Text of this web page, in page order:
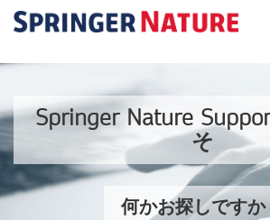
Springer Nature
そ
何かお探しですか